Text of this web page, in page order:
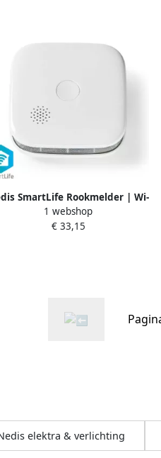
SmartLife Rookmelder | Wi-
Fi | EN 14604 | 85 dB | Wit | 1
stuks WIFIDS20WT
1 webshop
€ 33,15
elektra & verlichting